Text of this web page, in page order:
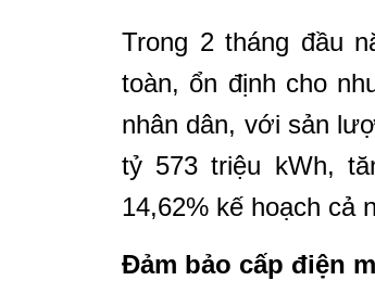
Trong 2 tháng đầu
toàn, ổn định cho
nhân dân, với sản
tỷ 573 triệu kWh,
14,62% kế hoạch cả
Đảm bảo cấp điện